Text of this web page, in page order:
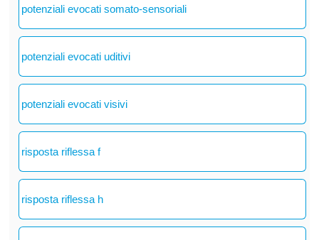
potenziali evocati somato-sensoriali
potenziali evocati uditivi
potenziali evocati visivi
risposta riflessa f
risposta riflessa h